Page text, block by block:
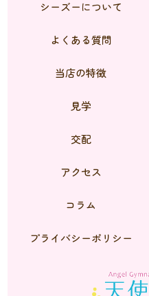
シーズーについて
よくある質問
当店の特徴
見学
交配
アクセス
コラム
プライバシーポリシー